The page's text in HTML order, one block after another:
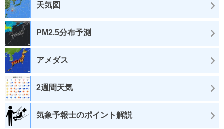
天気図
PM2.5分布予測
アメダス
2週間天気
気象予報士のポイント解説